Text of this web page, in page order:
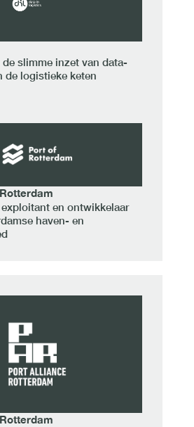
slimme inzet van data-
de logistieke keten
exploitant en ontwikkelaar
haven- en